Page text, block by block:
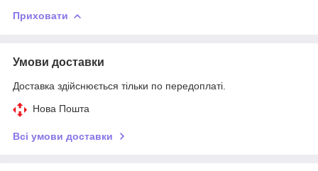
Приховати
Умови доставки
Доставка здійснюється тільки по передоплаті.
Нова Пошта
Всі умови доставки